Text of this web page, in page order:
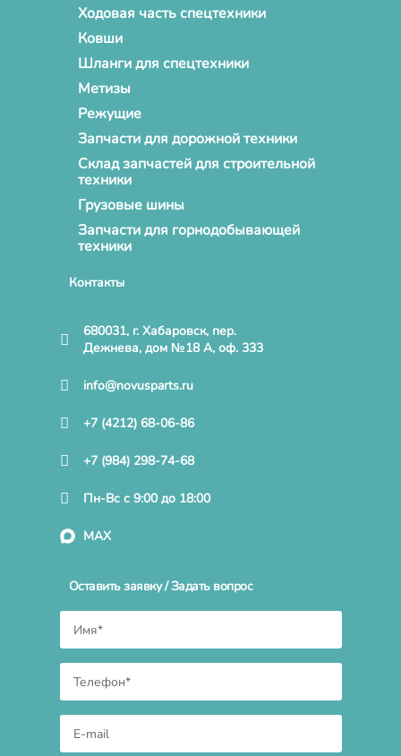
Ходовая часть спецтехники
Ковши
Шланги для спецтехники
Метизы
Режущие
Запчасти для дорожной техники
Склад запчастей для строительной
техники
Грузовые шины
Запчасти для горнодобывающей
техники
Контакты
680031, г. Хабаровск, пер.
Дежнева, дом №18 А, оф. 333
info@novusparts.ru
+7 (4212) 68-06-86
+7 (984) 298-74-68
Пн-Вс с 9:00 до 18:00
MAX
Оставить заявку / Задать вопрос